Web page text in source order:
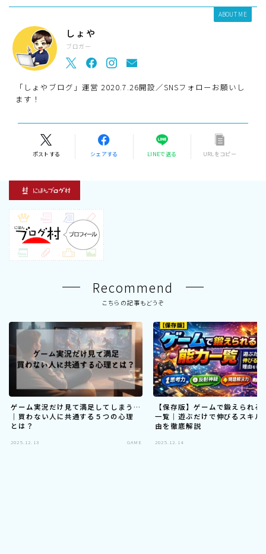
ABOUT ME
しょや
ブロガー
「しょやブログ」運営 2020.7.26開設／SNSフォローお願いし
ます！
ポストする シェアする LINEで送る URLをコピー
Recommend
こちらの記事もどうぞ
ゲーム実況だけ見て満足してしまう…
｜買わない人に共通する５つの心理
とは？
2025.12.13 GAME
【保存版】ゲームで鍛えられる
一覧｜遊ぶだけで伸びるスキル
由を徹底解説
2025.12.14